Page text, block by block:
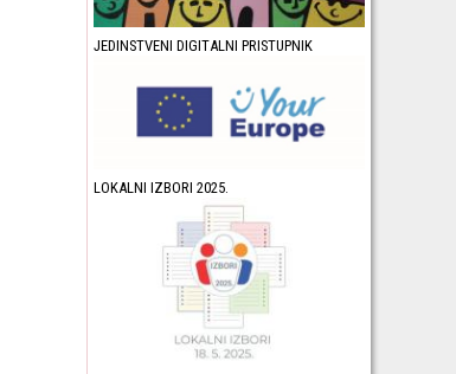
JEDINSTVENI DIGITALNI PRISTUPNIK
LOKALNI IZBORI 2025.